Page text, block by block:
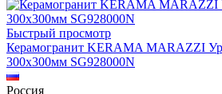
Быстрый просмотр
Керамогранит KERAMA MARAZZI
300х300мм SG928000N
Россия